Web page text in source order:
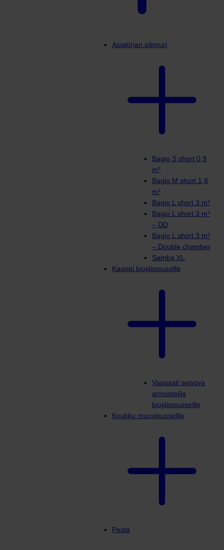
Asiakirjan silppuri
Bagio S short 0,9
m³
Bagio M short 1,8
m³
Bagio L short 3 m³
Bagio L short 3 m³
– DD
Bagio L short 3 m³
– Double chamber
Samba XL
Kaappi biojätepussille
Vapaasti seisova
annostelija
biojätepusseille
Koukku muovipusseille
Pestä